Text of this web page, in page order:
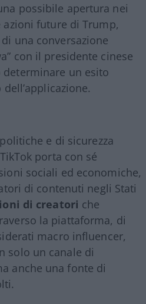
possibile apertura nei
azioni future di Trump,
una conversazione
con il presidente cinese
un esito
e di sicurezza
porta con sé
sociali ed economiche,
di contenuti negli Stati
di creatori che
la piattaforma, di
macro influencer,
solo un canale di
anche una fonte di